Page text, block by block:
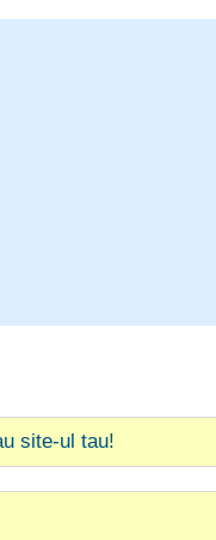
site-ul tau!